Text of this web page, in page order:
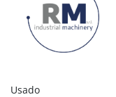
Usado